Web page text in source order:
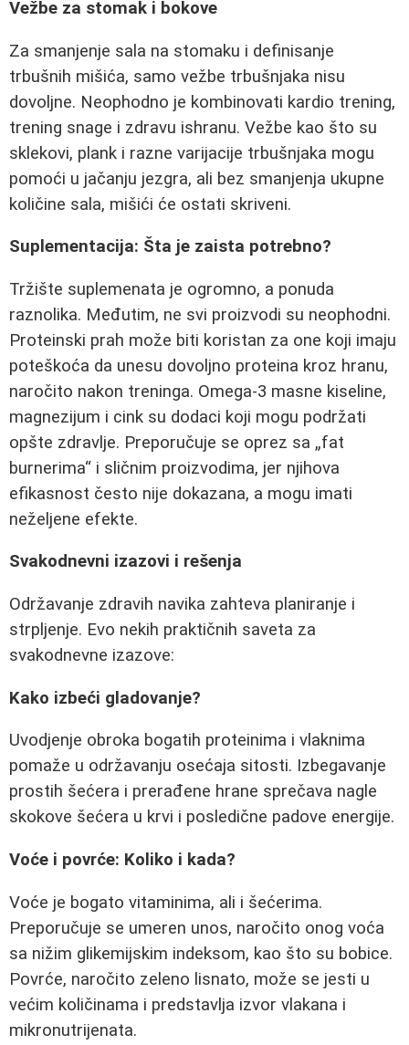
Vežbe za stomak i bokove
Za smanjenje sala na stomaku i definisanje
trbušnih mišića, samo vežbe trbušnjaka nisu
dovoljne. Neophodno je kombinovati kardio trening,
trening snage i zdravu ishranu. Vežbe kao što su
sklekovi, plank i razne varijacije trbušnjaka mogu
pomoći u jačanju jezgra, ali bez smanjenja ukupne
količine sala, mišići će ostati skriveni.
Suplementacija: Šta je zaista potrebno?
Tržište suplemenata je ogromno, a ponuda
raznolika. Međutim, ne svi proizvodi su neophodni.
Proteinski prah može biti koristan za one koji imaju
poteškoća da unesu dovoljno proteina kroz hranu,
naročito nakon treninga. Omega-3 masne kiseline,
magnezijum i cink su dodaci koji mogu podržati
opšte zdravlje. Preporučuje se oprez sa „fat
burnerima“ i sličnim proizvodima, jer njihova
efikasnost često nije dokazana, a mogu imati
neželjene efekte.
Svakodnevni izazovi i rešenja
Održavanje zdravih navika zahteva planiranje i
strpljenje. Evo nekih praktičnih saveta za
svakodnevne izazove:
Kako izbeći gladovanje?
Uvodjenje obroka bogatih proteinima i vlaknima
pomaže u održavanju osećaja sitosti. Izbegavanje
prostih šećera i prerađene hrane sprečava nagle
skokove šećera u krvi i posledične padove energije.
Voće i povrće: Koliko i kada?
Voće je bogato vitaminima, ali i šećerima.
Preporučuje se umeren unos, naročito onog voća
sa nižim glikemijskim indeksom, kao što su bobice.
Povrće, naročito zeleno lisnato, može se jesti u
većim količinama i predstavlja izvor vlakana i
mikronutrijenata.